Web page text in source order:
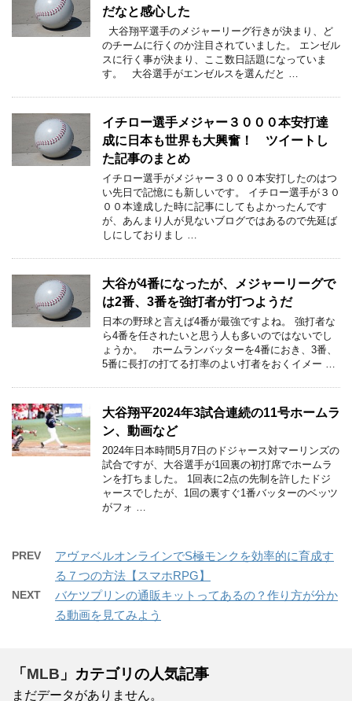
だなと感心した
大谷翔平選手のメジャーリーグ行きが決まり、ど
のチームに行くのか注目されていました。 エンゼル
スに行く事が決まり、ここ数日話題になっていま
す。 大谷選手がエンゼルスを選んだと …
イチロー選手メジャー３０００本安打達
成に日本も世界も大興奮！ ツイートし
た記事のまとめ
イチロー選手がメジャー３０００本安打したのはつ
い先日で記憶にも新しいです。 イチロー選手が３０
００本達成した時に記事にしてもよかったんです
が、あんまり人が見ないブログではあるので先延ば
しにしておりまし …
大谷が4番になったが、メジャーリーグで
は2番、3番を強打者が打つようだ
日本の野球と言えば4番が最強ですよね。 強打者な
ら4番を任されたいと思う人も多いのではないでし
ょうか。 ホームランバッターを4番におき、3番、
5番に長打の打てる打率のよい打者をおくイメー …
大谷翔平2024年3試合連続の11号ホームラ
ン、動画など
2024年日本時間5月7日のドジャース対マーリンズの
試合ですが、大谷選手が1回裏の初打席でホームラ
ンを打ちました。 1回表に2点の先制を許したドジ
ャースでしたが、1回の裏すぐ1番バッターのベッツ
がフォ …
PREV
アヴァベルオンラインでS極モンクを効率的に育成す
る７つの方法【スマホRPG】
NEXT
バケツプリンの通販キットってあるの？作り方が分か
る動画を見てみよう
「 MLB 」カテゴリの人気記事
まだデータがありません。